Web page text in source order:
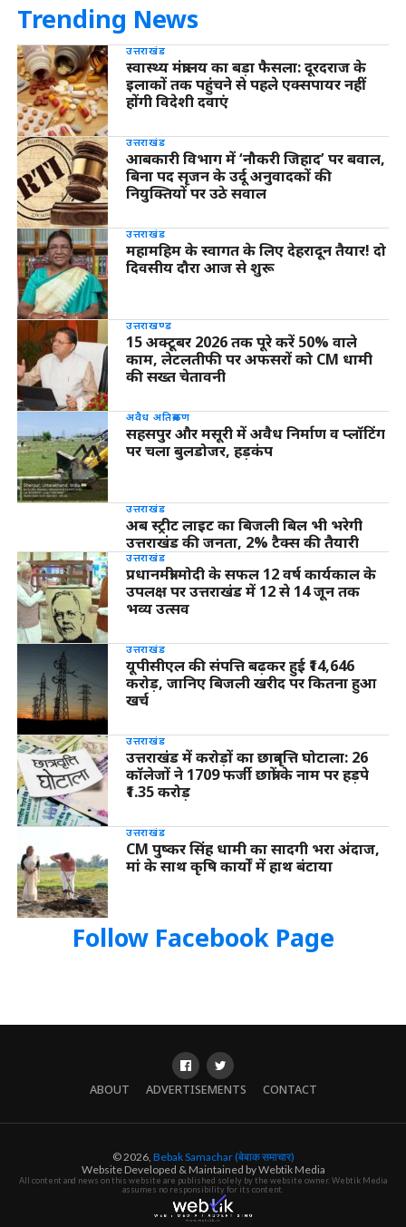
Trending News
उत्तराखंड
स्वास्थ्य मंत्रालय का बड़ा फैसला: दूरदराज के
इलाकों तक पहुंचने से पहले एक्सपायर नहीं
होंगी विदेशी दवाएं
उत्तराखंड
आबकारी विभाग में ‘नौकरी जिहाद’ पर बवाल,
बिना पद सृजन के उर्दू अनुवादकों की
नियुक्तियों पर उठे सवाल
उत्तराखंड
महामहिम के स्वागत के लिए देहरादून तैयार! दो
दिवसीय दौरा आज से शुरू
उत्तराखण्ड
15 अक्टूबर 2026 तक पूरे करें 50% वाले
काम, लेटलतीफी पर अफसरों को CM धामी
की सख्त चेतावनी
अवैध अतिक्रमण
सहसपुर और मसूरी में अवैध निर्माण व प्लॉटिंग
पर चला बुलडोजर, हड़कंप
उत्तराखंड
अब स्ट्रीट लाइट का बिजली बिल भी भरेगी
उत्तराखंड की जनता, 2% टैक्स की तैयारी
उत्तराखंड
प्रधानमंत्री मोदी के सफल 12 वर्ष कार्यकाल के
उपलक्ष पर उत्तराखंड में 12 से 14 जून तक
भव्य उत्सव
उत्तराखंड
यूपीसीएल की संपत्ति बढ़कर हुई ₹14,646
करोड़, जानिए बिजली खरीद पर कितना हुआ
खर्च
उत्तराखंड
उत्तराखंड में करोड़ों का छात्रवृत्ति घोटाला: 26
कॉलेजों ने 1709 फर्जी छात्रों के नाम पर हड़पे
₹1.35 करोड़
उत्तराखंड
CM पुष्कर सिंह धामी का सादगी भरा अंदाज,
मां के साथ कृषि कार्यों में हाथ बंटाया
Follow Facebook Page
ABOUT ADVERTISEMENTS CONTACT
© 2026, Bebak Samachar (बेबाक समाचार)
Website Developed & Maintained by Webtik Media
All content and news on this website are published solely by the website owner. Webtik Media
assumes no responsibility for its content.